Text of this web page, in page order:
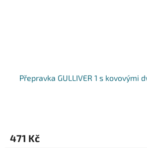
Přepravka GULLIVER 1 s kovovými
471 Kč